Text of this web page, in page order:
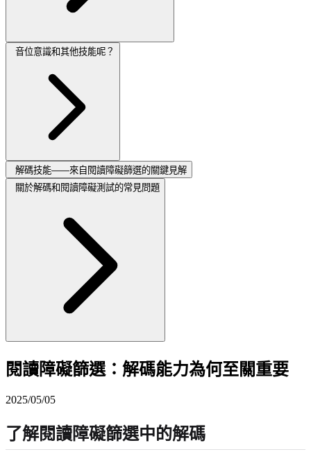
音位意識和其他技能呢？
解碼技能——來自閱讀障礙篩選的關鍵見解
關於解碼和閱讀障礙測試的常見問題
閱讀障礙篩選：解碼能力為何至關重要
2025/05/05
了解閱讀障礙篩選中的解碼